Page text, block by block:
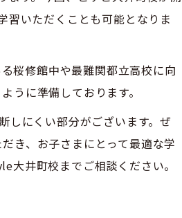
習いただくことも可能となりま
桜修館中や最難関都立高校に向
うに準備しております。
しにくい部分がございます。ぜ
き、お子さまにとって最適な学
大井町校までご相談ください。